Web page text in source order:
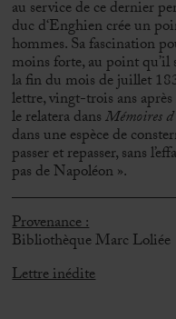
au service de ce dernier
duc d‘Enghien crée un
hommes. Sa fascination
moins forte, au point qu’il
la fin du mois de juillet
lettre, vingt-trois ans
le relatera dansMémoires
dans une espèce de
passer et repasser, sans
pas de Napoléon ».
Provenance :
Bibliothèque Marc Loliée
Lettre inédite